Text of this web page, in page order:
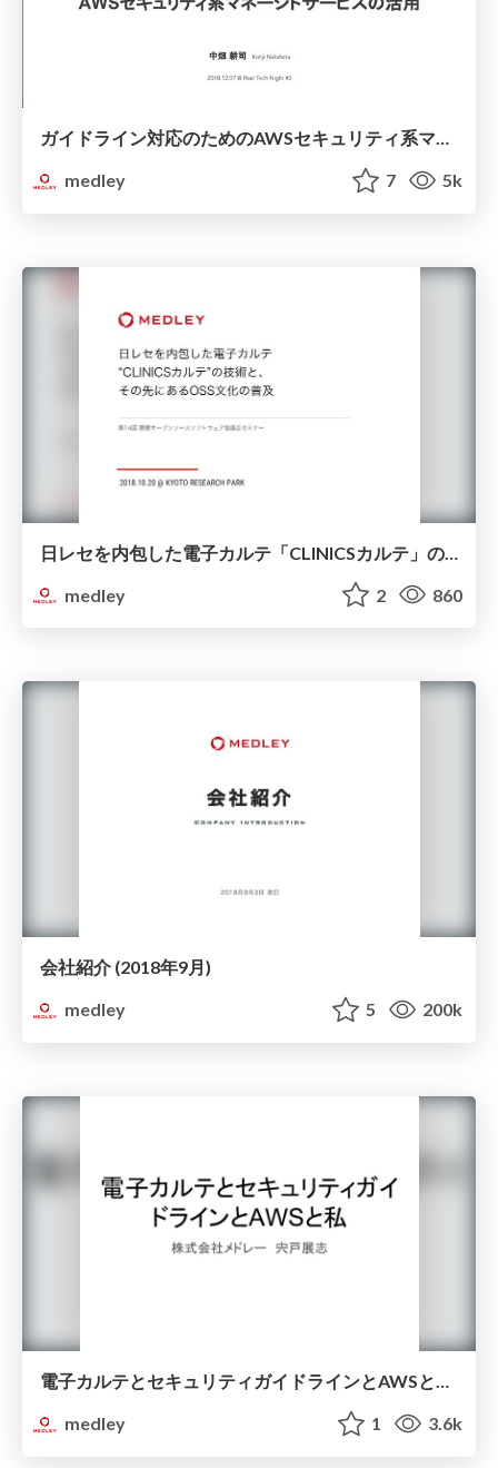
ガイドライン対応のためのAWSセキュリティ系マネージドサービスの活用 / Real Tech Night #3
medley
7 5k
medley
2 860
会社紹介 (2018年9月)
medley
5 200k
電子カルテとセキュリティガイドラインとAWSと私 /Rails Developers Meetup 2018 Day 3 Extreme
medley
1 3.6k